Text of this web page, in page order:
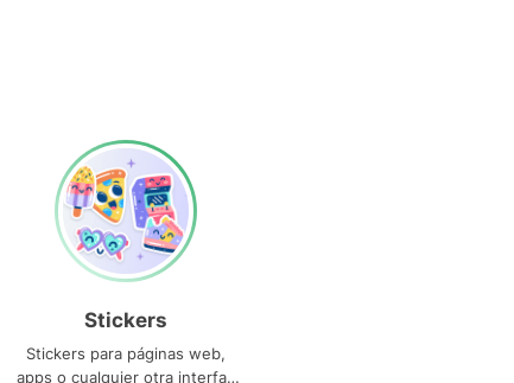
Stickers
Stickers para páginas web,
apps o cualquier otra interfaz